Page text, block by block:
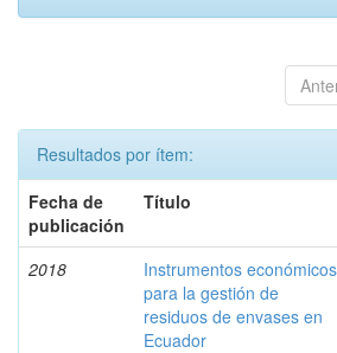
Resultados por ítem:
Fecha de
publicación
Título
2018
Instrumentos económicos
para la gestión de
residuos de envases en
Ecuador